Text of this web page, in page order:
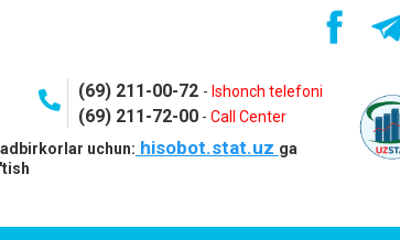
(69) 211-00-72 - Ishonch telefoni
(69) 211-72-00- Call Center
uchun: hisobot.stat.uz ga